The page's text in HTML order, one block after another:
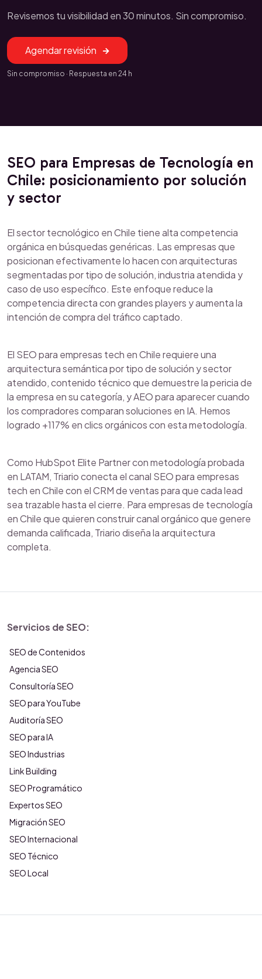
Revisemos tu visibilidad en 30 minutos. Sin compromiso.
Agendar revisión
Sin compromiso · Respuesta en 24 h
SEO para Empresas de Tecnología en
Chile: posicionamiento por solución
y sector
El sector tecnológico en Chile tiene alta competencia
orgánica en búsquedas genéricas. Las empresas que
posicionan efectivamente lo hacen con arquitecturas
segmentadas por tipo de solución, industria atendida y
caso de uso específico. Este enfoque reduce la
competencia directa con grandes players y aumenta la
intención de compra del tráfico captado.
El SEO para empresas tech en Chile requiere una
arquitectura semántica por tipo de solución y sector
atendido, contenido técnico que demuestre la pericia de
la empresa en su categoría, y AEO para aparecer cuando
los compradores comparan soluciones en IA. Hemos
logrado +117% en clics orgánicos con esta metodología.
Como HubSpot Elite Partner con metodología probada
en LATAM, Triario conecta el canal SEO para empresas
tech en Chile con el CRM de ventas para que cada lead
sea trazable hasta el cierre. Para empresas de tecnología
en Chile que quieren construir canal orgánico que genere
demanda calificada, Triario diseña la arquitectura
completa.
Servicios de SEO:
SEO de Contenidos
Agencia SEO
Consultoría SEO
SEO para YouTube
Auditoría SEO
SEO para IA
SEO Industrias
Link Building
SEO Programático
Expertos SEO
Migración SEO
SEO Internacional
SEO Técnico
SEO Local